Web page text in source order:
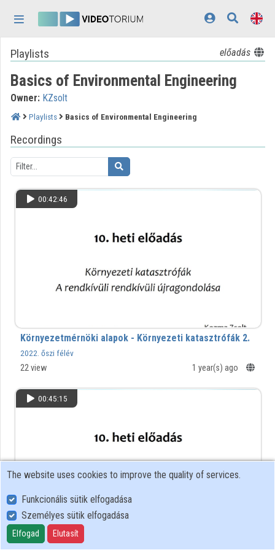
Home
Log In
Playlists
Contributors
Playlists előadás
Basics of Environmental Engineering
Owner: KZsolt
Playlists Basics of Environmental Engineering
Recordings
00:42:46
Környezetmérnöki alapok - Környezeti katasztrófák 2.
2022. őszi félév
22 view 1 year(s) ago
00:45:15
Környezetmérnöki alapok - Környezeti katasztrófák 1.
The website uses cookies to improve the quality of services.
Funkcionális sütik elfogadása
Személyes sütik elfogadása
Elfogad Elutasít